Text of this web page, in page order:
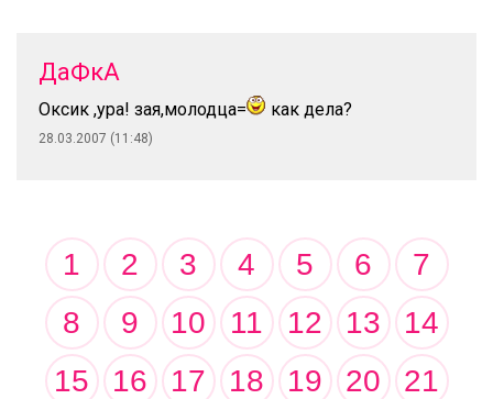
ДаФкА
Оксик ,ура! зая,молодца= как дела?
28.03.2007 (11:48)
1 2 3 4 5 6
7
8
9 10 11 12 13
14
15
16 17 18 19 20
21